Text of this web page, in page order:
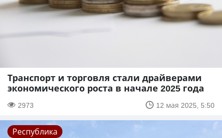
Транспорт и торговля стали драйверами
экономического роста в начале 2025 года
2973 12 мая 2025, 5:50
Республика